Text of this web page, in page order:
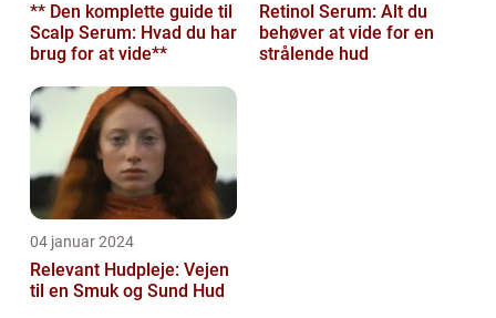
** Den komplette guide til
Scalp Serum: Hvad du har
brug for at vide**
Retinol Serum: Alt du
behøver at vide for en
strålende hud
04 januar 2024
Relevant Hudpleje: Vejen
til en Smuk og Sund Hud